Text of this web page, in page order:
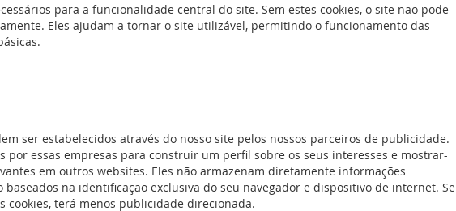
(8)
em
e
(UPS)(53)
para a funcionalidade central do site. Sem estes cookies, o site não pode
Eles ajudam a tornar o site utilizável, permitindo o funcionamento das
ser estabelecidos através do nosso site pelos nossos parceiros de publicidade.
por essas empresas para construir um perfil sobre os seus interesses e mostrar-
em outros websites. Eles não armazenam diretamente informações
baseados na identificação exclusiva do seu navegador e dispositivo de internet. Se
cookies, terá menos publicidade direcionada.